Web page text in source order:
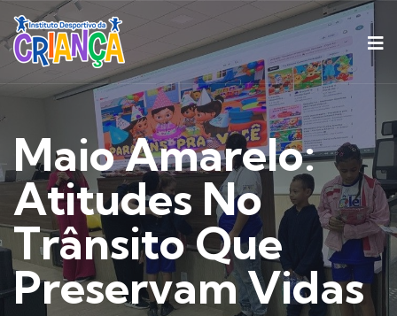
Maio Amarelo:
Atitudes No
Trânsito Que
Preservam Vidas